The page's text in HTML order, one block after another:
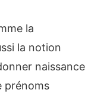
la
la notion
naissance
prénoms